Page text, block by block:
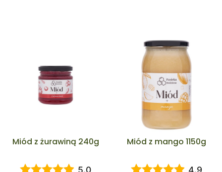
Miód z żurawiną 240g
5.0
Miód z mango 1150g
4.9